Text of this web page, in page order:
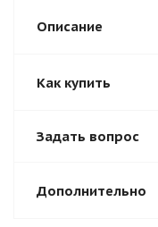
Описание
Как купить
Задать вопрос
Дополнительно